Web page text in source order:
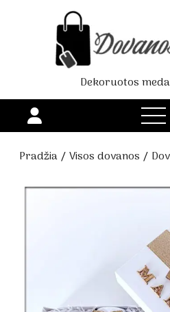
Dekoruotos
open
Pradžia/Visos dovanos /